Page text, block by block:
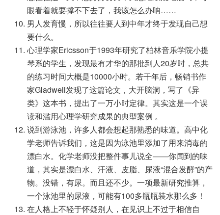
眼看着就要撑不下去了，我该怎么办呐……
男人发育慢，所以往往要人到中年才终于发现自己想
要什么。
心理学家Ericsson于1993年研究了柏林音乐学院小提
琴系的学生，发现最有才华的那批到人20岁时，总共
的练习时间大概是10000小时。若干年后，畅销书作
家Gladwell发现了这篇论文，大开脑洞，写了《异
类》这本书，提出了一万小时定律。其实这是一个误
读和滥用心理学研究成果的典型案例 。
说到游泳池，许多人都会想起那熟悉的味道。高中化
学老师告诉我们，这是因为泳池里添加了用来消毒的
漂白水。化学老师没把整件事儿说全——你闻到的味
道，其实是漂白水、汗液、皮脂、尿液“混合发酵”的产
物。没错，有尿。而且还不少。一项最新研究推算，
一个泳池里的尿液，可能有100多瓶瓶装水那么多！
在人格上不轻于怀疑别人，在见识上不过于相信自